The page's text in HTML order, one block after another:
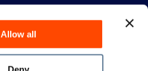
Allow all